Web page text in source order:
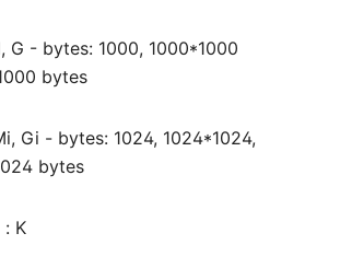
bytes: 1000, 1000*1000
bytes
- bytes: 1024, 1024*1024,
bytes
K